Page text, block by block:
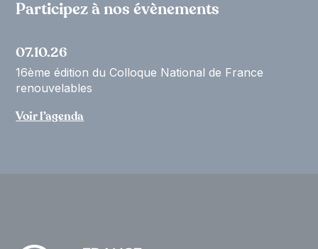
Participez à nos évènements
07.10.26
16ème édition du Colloque National de France
renouvelables
Voir l’agenda